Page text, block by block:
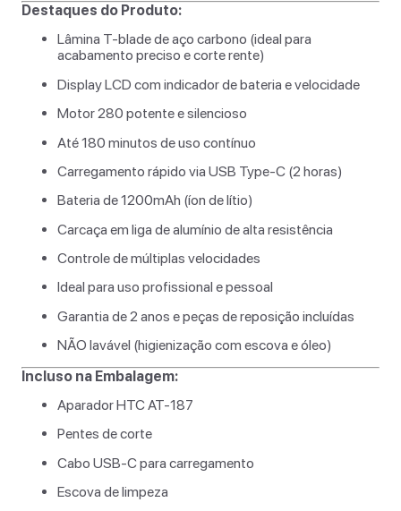
Destaques do Produto:
Lâmina T-blade de aço carbono (ideal para
acabamento preciso e corte rente)
Display LCD com indicador de bateria e velocidade
Motor 280 potente e silencioso
Até 180 minutos de uso contínuo
Carregamento rápido via USB Type-C (2 horas)
Bateria de 1200mAh (íon de lítio)
Carcaça em liga de alumínio de alta resistência
Controle de múltiplas velocidades
Ideal para uso profissional e pessoal
Garantia de 2 anos e peças de reposição incluídas
NÃO lavável (higienização com escova e óleo)
Incluso na Embalagem:
Aparador HTC AT-187
Pentes de corte
Cabo USB-C para carregamento
Escova de limpeza